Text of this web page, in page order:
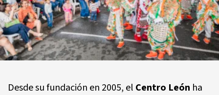
Desde su fundación en 2005, el Centro León ha